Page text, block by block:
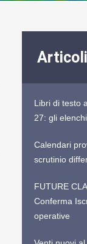
Libri di testo
27: gli elenchi
Calendari
scrutinio
FUTURE
Conferma
operative